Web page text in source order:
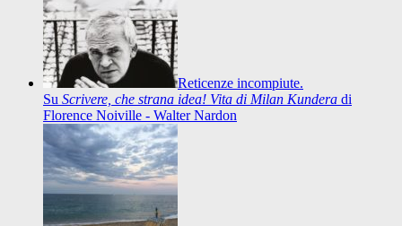
Reticenze incompiute.
Su Scrivere, che strana idea! Vita di Milan Kundera di
Florence Noiville - Walter Nardon